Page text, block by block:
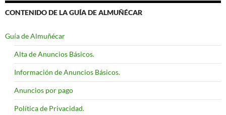
CONTENIDO DE LA GUÍA DE ALMUÑÉCAR
Guía de Almuñécar
Alta de Anuncios Básicos.
Información de Anuncios Básicos.
Anuncios por pago
Política de Privacidad.